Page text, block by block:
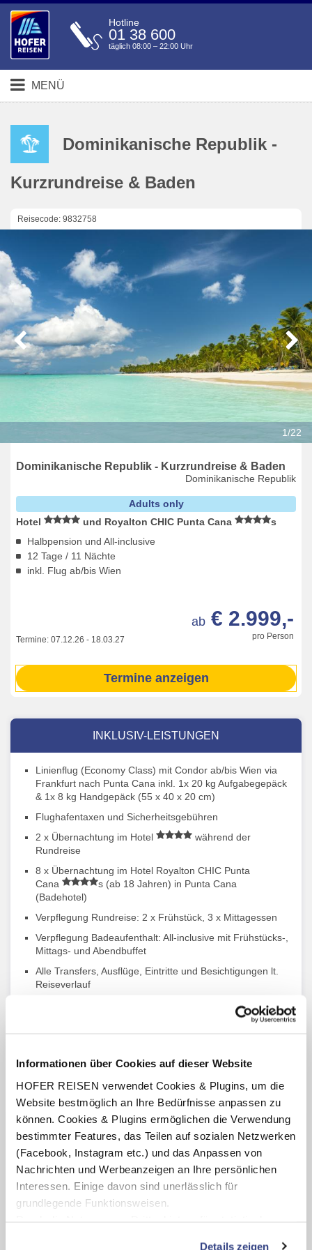
Informationen über Cookies auf dieser Website
HOFER REISEN verwendet Cookies & Plugins, um die
Website bestmöglich an Ihre Bedürfnisse anpassen zu
können. Cookies & Plugins ermöglichen die Verwendung
bestimmter Features, das Teilen auf sozialen Netzwerken
(Facebook, Instagram etc.) und das Anpassen von
Nachrichten und Werbeanzeigen an Ihre persönlichen
Interessen. Einige davon sind unerlässlich für
grundlegende Funktionsweisen.
Details zeigen
Hotline
01 38 600
täglich 08:00 – 22:00 Uhr
MENÜ
Dominikanische Republik -
Kurzrundreise & Baden
Reisecode: 9832758
1/22
Dominikanische Republik - Kurzrundreise & Baden
Dominikanische Republik
Adults only
Hotel
und Royalton CHIC Punta Cana
s
Halbpension und All-inclusive
12 Tage / 11 Nächte
inkl. Flug ab/bis Wien
Termine: 07.12.26 - 18.03.27 pro Person
ab € 2.999,-
Termine anzeigen
INKLUSIV-LEISTUNGEN
Linienflug (Economy Class) mit Condor ab/bis Wien via
Frankfurt nach Punta Cana inkl. 1x 20 kg Aufgabegepäck
& 1x 8 kg Handgepäck (55 x 40 x 20 cm)
Flughafentaxen und Sicherheitsgebühren
2 x Übernachtung im Hotel
während der
Rundreise
8 x Übernachtung im Hotel Royalton CHIC Punta
Cana
s (ab 18 Jahren) in Punta Cana
(Badehotel)
Verpflegung Rundreise: 2 x Frühstück, 3 x Mittagessen
Verpflegung Badeaufenthalt: All-inclusive mit Frühstücks-,
Mittags- und Abendbuffet
Alle Transfers, Ausflüge, Eintritte und Besichtigungen lt.
Reiseverlauf
Örtliche deutschsprachige Reiseleitung während der
Highlights
Auf den Spuren von Christoph Columbus in der
UNESCO-Weltkulturerbe-Altstadt von Santo Domingo
Erkunden Sie per Boot die unberührten Strände der Isla
Saona - Natur pur und Ruhe fernab vom
Massentourismus
Besuchen Sie eine familiengeführte Zigarrenmanufaktur